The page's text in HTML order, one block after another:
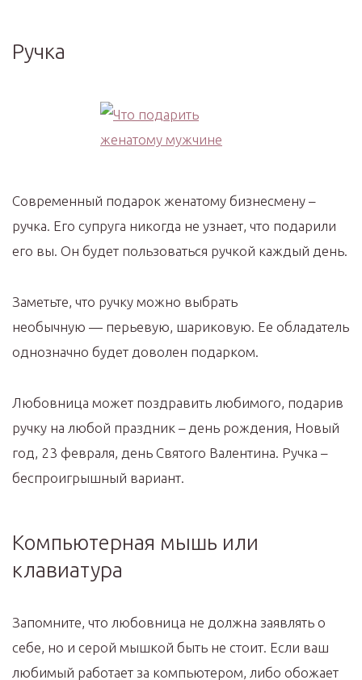
Ручка
Современный подарок женатому бизнесмену –
ручка. Его супруга никогда не узнает, что подарили
его вы. Он будет пользоваться ручкой каждый день.
Заметьте, что ручку можно выбрать
необычную — перьевую, шариковую. Ее обладатель
однозначно будет доволен подарком.
Любовница может поздравить любимого, подарив
ручку на любой праздник – день рождения, Новый
год, 23 февраля, день Святого Валентина. Ручка –
беспроигрышный вариант.
Компьютерная мышь или
клавиатура
Запомните, что любовница не должна заявлять о
себе, но и серой мышкой быть не стоит. Если ваш
любимый работает за компьютером, либо обожает